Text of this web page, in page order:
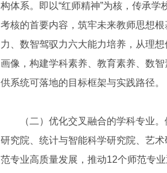
构体系。即以“红师精神”为核，传承
考核的首要内容，筑牢未来教师思想
力、数智驾驭力六大能力培养，从理
画像，构建学科素养、教育素养、数
供系统可落地的目标框架与实践路径。
（二）优化交叉融合的学科专业。
研究院、统计与智能科学研究院、艺
范专业高质量发展，推动12个师范专